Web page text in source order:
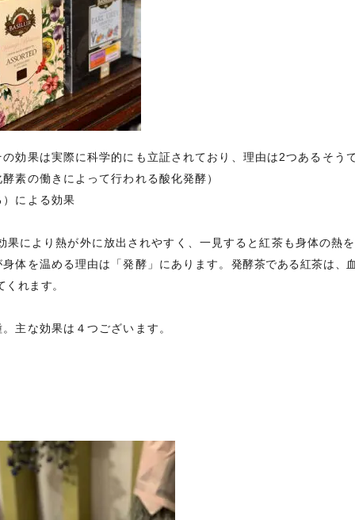
効果は実際に科学的にも立証されており、理由は2つあるそうで
素の働きによって行われる酸化発酵）
）による効果
果により熱が外に放出されやすく、一見すると紅茶も身体の熱
体を温める理由は「発酵」にあります。 発酵茶である紅茶は、
れます。
主な効果は４つございます。